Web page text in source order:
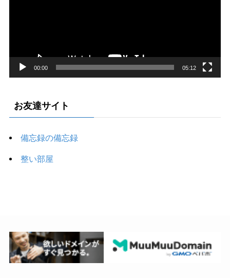
00:00 05:12
お友達サイト
備忘録の備忘録
整い部屋